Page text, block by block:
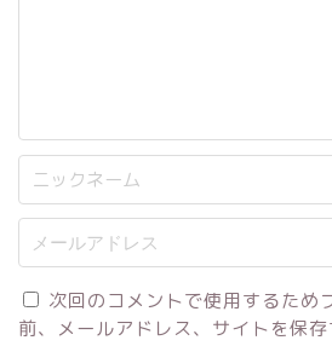
次回のコメントで使用するため
前、メールアドレス、サイトを保存